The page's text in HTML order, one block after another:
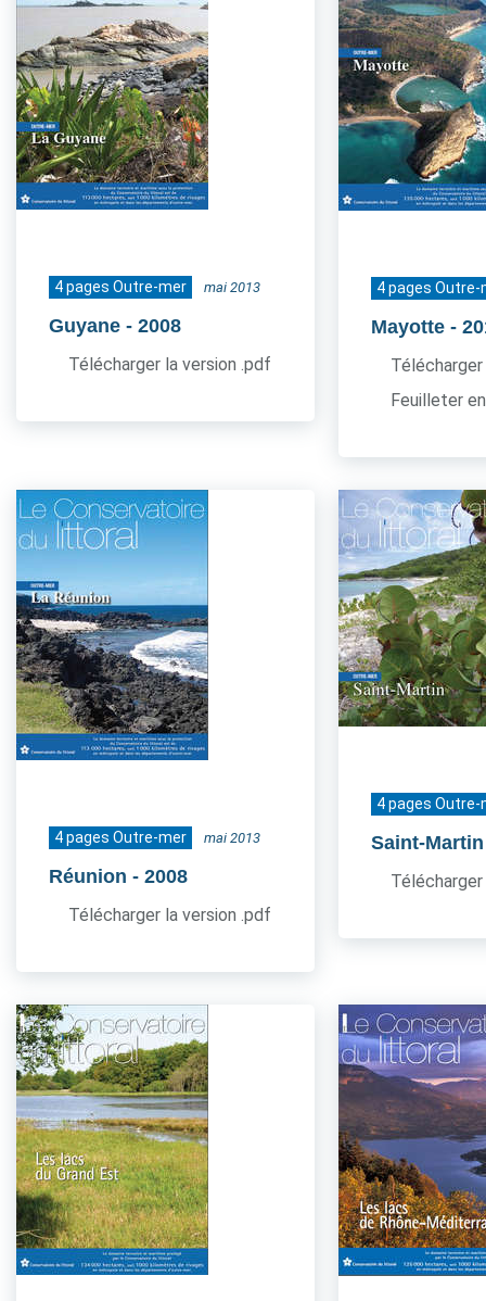
4 pages Outre-mer mai 2013
Guyane - 2008
Télécharger la version .pdf
4 pages Outre-
Mayotte -
Feuilleter
4 pages Outre-mer mai 2013
Réunion - 2008
Télécharger la version .pdf
4 pages Outre-
Saint-Martin